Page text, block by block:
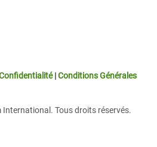
|Conditions Générales
Tous droits réservés.